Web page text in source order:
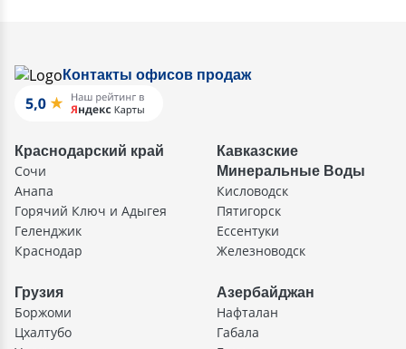
Контакты офисов продаж
Краснодарский край
Сочи
Анапа
Горячий Ключ и Адыгея
Геленджик
Краснодар
Кавказские
Минеральные Воды
Кисловодск
Пятигорск
Ессентуки
Железноводск
Грузия
Боржоми
Цхалтубо
Азербайджан
Нафталан
Габала